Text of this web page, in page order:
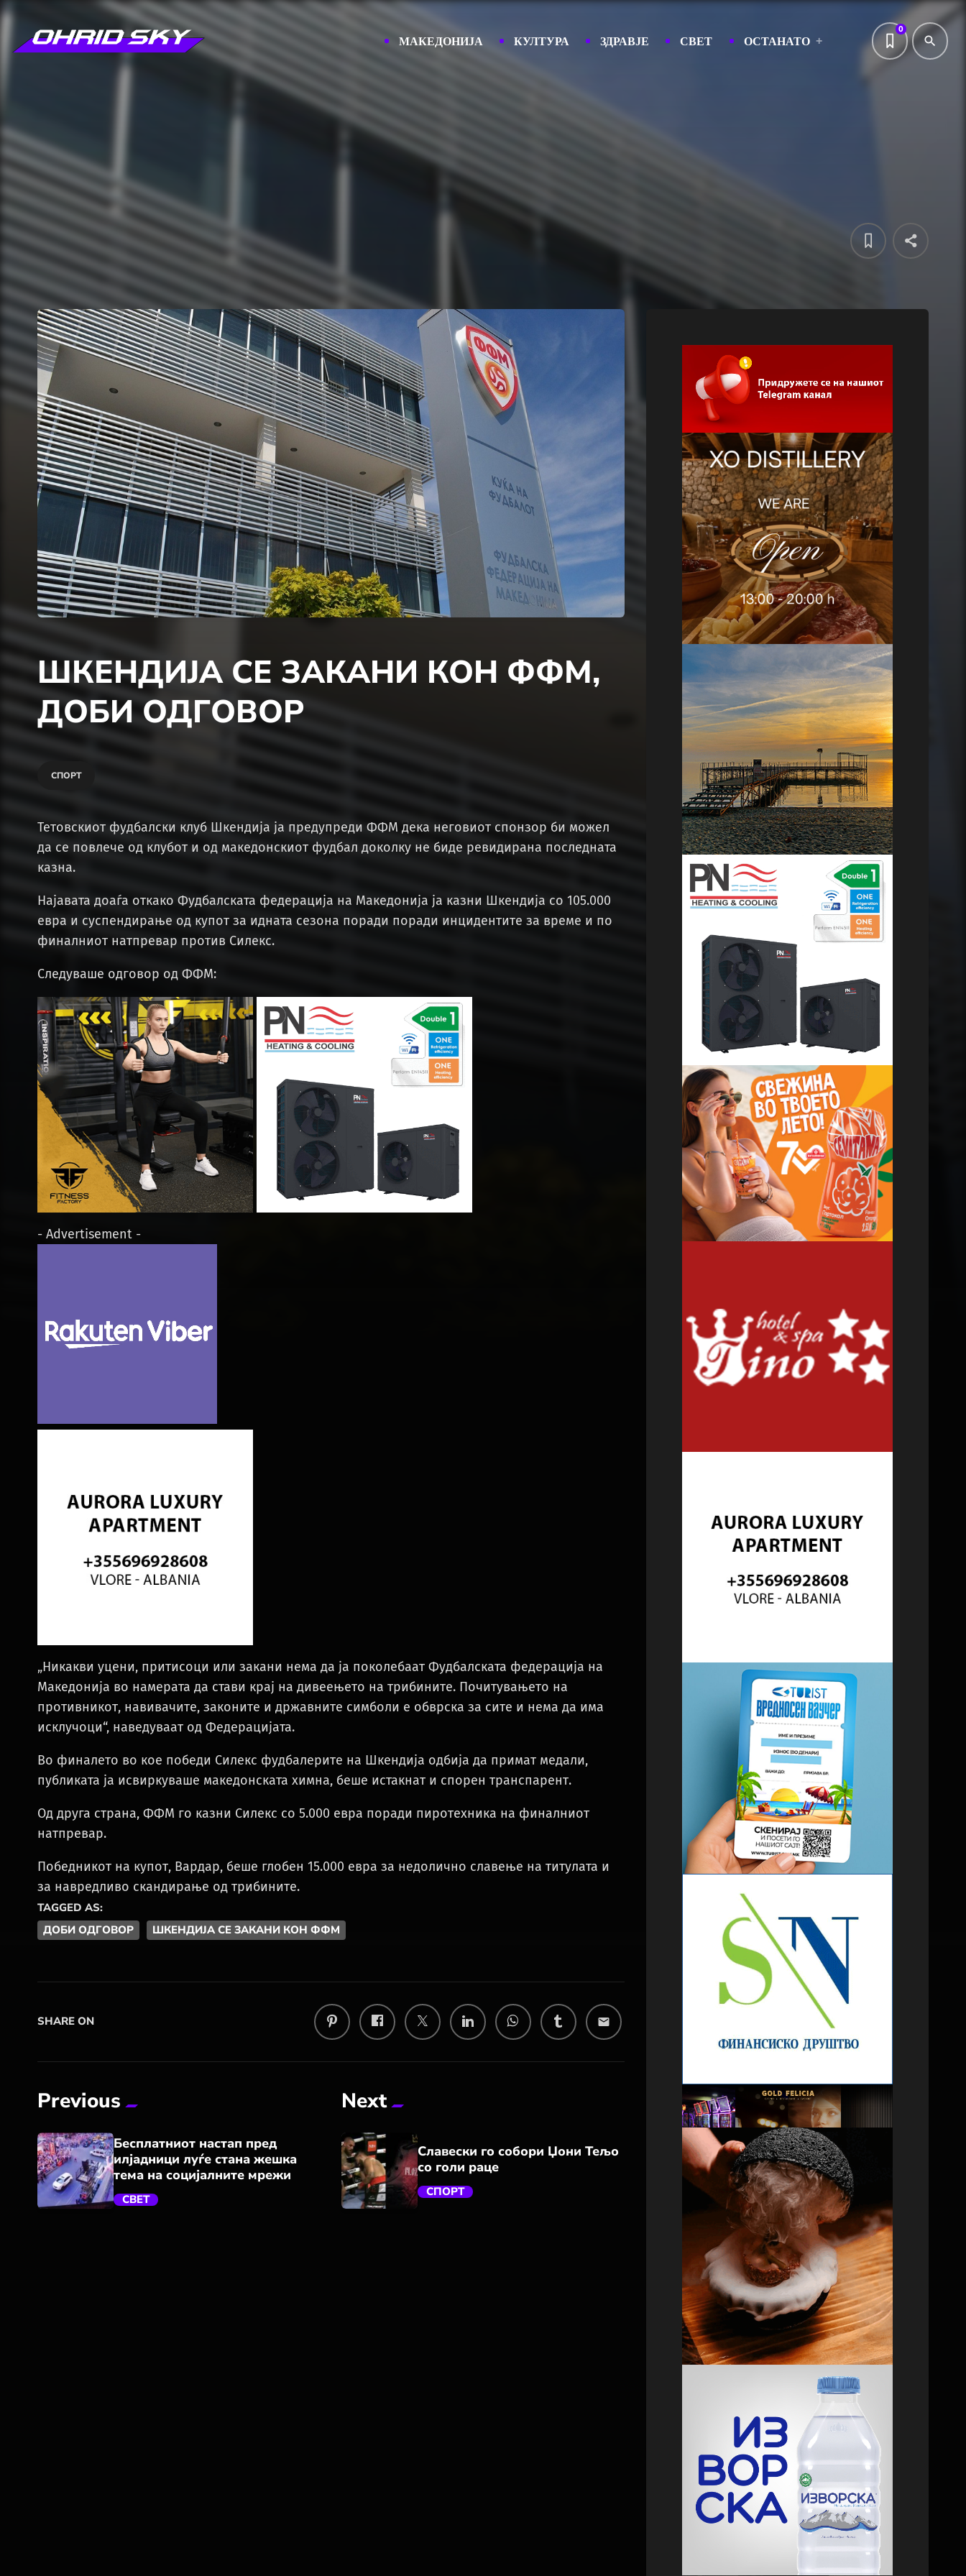
МАКЕДОНИЈА КУЛТУРА ЗДРАВЈЕ СВЕТ ОСТАНАТО
0
search
ШКЕНДИЈА СЕ ЗАКАНИ КОН ФФМ,
ДОБИ ОДГОВОР
СПОРТ
Teтовскиот фудбалски клуб Шкендија ја предупреди ФФМ дека неговиот спонзор би можел
да се повлече од клубот и од македонскиот фудбал доколку не биде ревидирана последната
казна.
Најавата доаѓа откако Фудбалската федерација на Македонија ја казни Шкендија со 105.000
евра и суспендирање од купот за идната сезона поради поради инцидентите за време и по
финалниот натпревар против Силекс.
Следуваше одговор од ФФМ:
- Advertisement -
„Никакви уцени, притисоци или закани нема да ја поколебаат Фудбалската федерација на
Македонија во намерата да стави крај на дивеењето на трибините. Почитувањето на
противникот, навивачите, законите и државните симболи е обврска за сите и нема да има
исклучоци“, наведуваат од Федерацијата.
Во финалето во кое победи Силекс фудбалерите на Шкендија одбија да примат медали,
публиката ја исвиркуваше македонската химна, беше истакнат и спорен транспарент.
Од друга страна, ФФМ го казни Силекс со 5.000 евра поради пиротехника на финалниот
натпревар.
Победникот на купот, Вардар, беше глобен 15.000 евра за недолично славење на титулата и
за навредливо скандирање од трибините.
TAGGED AS:
ДОБИ ОДГОВОР
ШКЕНДИЈА СЕ ЗАКАНИ КОН ФФМ
SHARE ON email
Previous
Бесплатниот настап пред
илјадници луѓе стана жешка
тема на социјалните мрежи
СВЕТ
Next
Славески го собори Џони Тељо
со голи раце
СПОРТ